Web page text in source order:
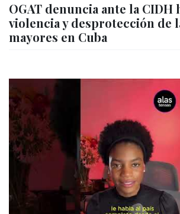
OGAT denuncia ante la CIDH
violencia y desprotección de
mayores en Cuba